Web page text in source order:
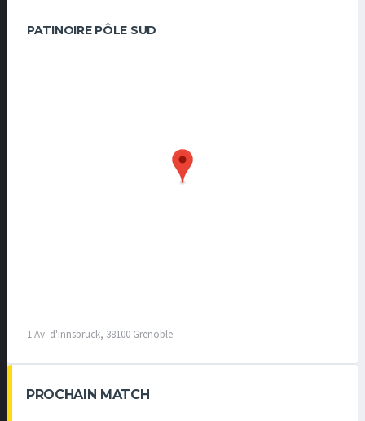
PATINOIRE PÔLE SUD
1 Av. d'Innsbruck, 38100 Grenoble
PROCHAIN MATCH